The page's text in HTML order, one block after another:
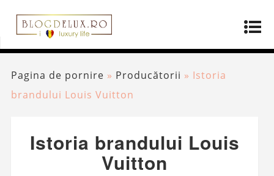
Pagina de pornire » Producătorii » Istoria
brandului Louis Vuitton
Istoria brandului Louis
Vuitton